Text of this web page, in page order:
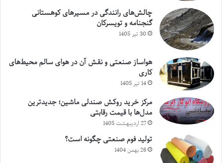
چالش‌های رانندگی در مسیرهای کوهستانی
گنجنامه و تویسرکان
30 تیر 1405
هواساز صنعتی و نقش آن در هوای سالم محیط‌های
کاری
14 تیر 1405
مرکز خرید روکش صندلی ماشین؛ جدیدترین
مدل‌ها با قیمت رقابتی
27 اردیبهشت 1405
تولید فوم صنعتی چگونه است؟
26 بهمن 1404